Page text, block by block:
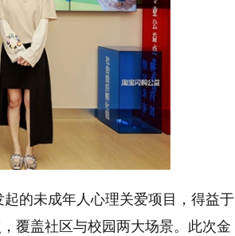
起的未成年人心理关爱项目，得益于
覆盖社区与校园两大场景。此次金